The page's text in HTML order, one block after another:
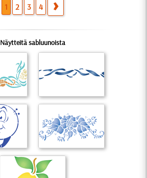
1 2 3 4
Näytteitä sabluunoista